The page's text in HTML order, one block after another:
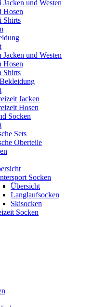
und Westen
Hosen
Shirts
Jacken und Westen
Hosen
Shirts
Jacken
Hosen
Socken
Sets
Oberteile
Socken
Übersicht
Langlaufsocken
Skisocken
Socken